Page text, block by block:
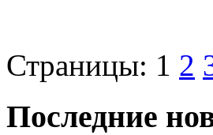
Страницы: 1 2
Последние